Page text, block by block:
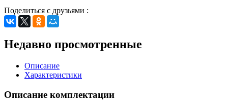
Поделиться с друзьями :
Недавно просмотренные
Описание
Характеристики
Описание комплектации